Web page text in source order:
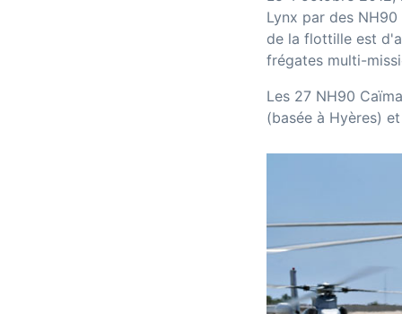
Lynx par des
de la flottille est
frégates multi-
Les 27 NH90
(basée à Hyères)